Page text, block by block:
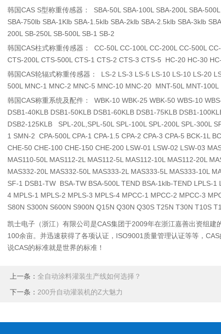
韩国CAS S型称重传感器： SBA-50L SBA-100L SBA-200L SBA-
SBA-750lb SBA-1Klb SBA-1.5klb SBA-2klb SBA-2.5klb SBA-3klb
200L SB-250L SB-500L SB-1 SB-2
韩国CAS柱式称重传感器： CC-50L CC-100L CC-200L CC-500L
CTS-200L CTS-500L CTS-1 CTS-2 CTS-3 CTS-5 HC-20 HC-30
韩国CAS轮辐式称重传感器： LS-2 LS-3 LS-5 LS-10 LS-10 LS-20
500L MNC-1 MNC-2 MNC-5 MNC-10 MNC-20 MNT-50L MNT-
韩国CAS称重系统及配件： WBK-10 WBK-25 WBK-50 WBS-10
DSB1-40KLB DSB1-50KLB DSB1-60KLB DSB1-75KLB DSB1-
DSB2-125KLB SPL-20L,SPL-50L SPL-100L SPL-200L SPL-300L
1 SMN-2 CPA-500L CPA-1 CPA-1.5 CPA-2 CPA-3 CPA-5 BCK-1L
CHE-50 CHE-100 CHE-150 CHE-200 LSW-01 LSW-02 LSW-03
MAS110-50L MAS112-2L MAS112-5L MAS112-10L MAS112-20L
MAS332-20L MAS332-50L MAS333-2L MAS333-5L MAS333-10L
SF-1 DSB1-TW BSA-TW BSA-500L TEND BSA-1klb-TEND LPLS-
4 MPLS-1 MPLS-2 MPLS-3 MPLS-4 MPCC-1 MPCC-2 MPCC-3
S80N S300N S600N S900N Q15N Q30N Q30S T25N T30N T10S
凯士电子（浙江）有限公司是CAS集团于2009年在浙江嘉善出资组
100余亩。并迅速获得了各项认证，ISO9001质量管理认证等等，
说CAS的标准就是世界的标准！
上一条： 全自动涂料灌装生产线如何选择？
下一条： 200升自动灌装机的Z大魅力